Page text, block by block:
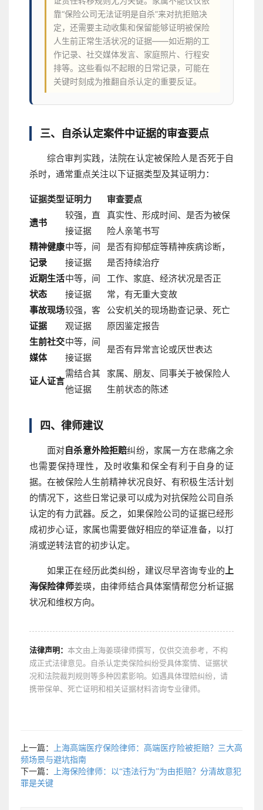
靠“保险公司无法证明是自杀”来对抗拒赔决
定，还需要主动收集和保留能够证明被保险
人生前正常生活状况的证据——如近期的工
作记录、社交媒体发言、家庭照片、行程安
排等。这些看似不起眼的日常记录，可能在
关键时刻成为推翻自杀认定的重要反证。
三、自杀认定案件中证据的审查要点
综合审判实践，法院在认定被保险人是否死于自
杀时，通常重点关注以下证据类型及其证明力：
证据类型证明力 审查要点
遗书
较强，直
接证据
真实性、形成时间、是否为被保
险人亲笔书写
精神健康
记录
中等，间
接证据
是否有抑郁症等精神疾病诊断，
是否持续治疗
近期生活
状态
中等，间
接证据
工作、家庭、经济状况是否正
常，有无重大变故
事故现场
证据
较强，客
观证据
公安机关的现场勘查记录、死亡
原因鉴定报告
生前社交
媒体
中等，间
接证据
是否有异常言论或厌世表达
证人证言
需结合其
他证据
家属、朋友、同事关于被保险人
生前状态的陈述
四、律师建议
面对自杀意外险拒赔纠纷，家属一方在悲痛之余
也需要保持理性，及时收集和保全有利于自身的证
据。在被保险人生前精神状况良好、有积极生活计划
的情况下，这些日常记录可以成为对抗保险公司自杀
认定的有力武器。反之，如果保险公司的证据已经形
成初步心证，家属也需要做好相应的举证准备，以打
消或逆转法官的初步认定。
如果正在经历此类纠纷，建议尽早咨询专业的上
海保险律师姜瑛，由律师结合具体案情帮您分析证据
状况和维权方向。
法律声明： 本文由上海姜瑛律师撰写，仅供交流参考，不构
成正式法律意见。自杀认定类保险纠纷受具体案情、证据状
况和法院裁判规则等多种因素影响。如遇具体理赔纠纷，请
携带保单、死亡证明和相关证据材料咨询专业律师。
上一篇：
上海高端医疗保险律师：高端医疗险被拒赔？三大高
频场景与避坑指南
下一篇：
上海保险律师：以“违法行为”为由拒赔？分清故意犯
罪是关键